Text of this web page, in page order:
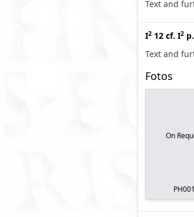
Text and
I2 12 cf. I2
Text and
Fotos
On